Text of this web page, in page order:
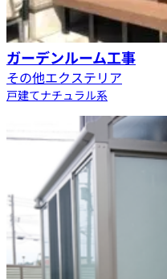
ガーデンルーム工事
その他エクステリア
戸建てナチュラル系